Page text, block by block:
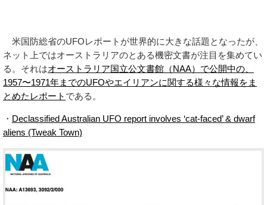
米国防総省のUFOレポートが世界的に大きな話題となったが、
ネット上ではオーストラリアのとある機密文書が注目を集めてい
る。それはオーストラリア国立公文書館（NAA）で公開中の、
1957〜1971年までのUFOやエイリアンに関する様々な情報をま
とめたレポート である。
・ Declassified Australian UFO report involves ‘cat-faced’ & dwarf
aliens (Tweak Town)